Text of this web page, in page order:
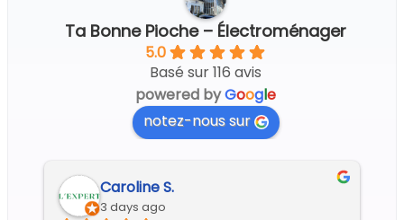
Ta Bonne Pioche – Électroménager
5.0
Basé sur 116 avis
powered byGoogle
notez-nous sur
Regine G.
6 days ago